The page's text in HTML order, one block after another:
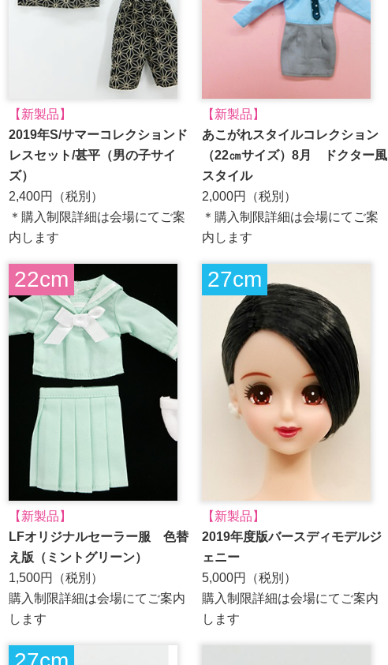
【新製品】
2019年S/サマーコレクションド
レスセット/甚平（男の子サイ
ズ）
2,400円（税別）
＊購入制限詳細は会場にてご案
内します
【新製品】
あこがれスタイルコレクション
（22㎝サイズ）8月 ドクター風
スタイル
2,000円（税別）
＊購入制限詳細は会場にてご案
内します
22cm
【新製品】
LFオリジナルセーラー服 色替
え版（ミントグリーン）
1,500円（税別）
購入制限詳細は会場にてご案内
します
27cm
【新製品】
2019年度版バースディモデルジ
ェニー
5,000円（税別）
購入制限詳細は会場にてご案内
します